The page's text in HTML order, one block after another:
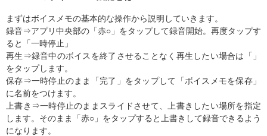
まずはボイスメモの基本的な操作から説明していきます。
録音⇒アプリ中央部の「赤○」をタップして録音開始。再度タップす
ると「一時停止」
再生⇒録音中のボイスを終了させることなく再生したい場合は「」
をタップします。
保存⇒一時停止のまま「完了」をタップして「ボイスメモを保存」
に名前をつけます。
上書き⇒一時停止のままスライドさせて、上書きしたい場所を指定
します。そのまま「赤○」をタップすると上書きして録音できるよう
になります。